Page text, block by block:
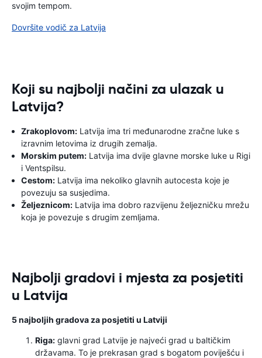
svojim tempom.
Dovršite vodič za Latvija
Koji su najbolji načini za ulazak u
Latvija?
Zrakoplovom: Latvija ima tri međunarodne zračne luke s
izravnim letovima iz drugih zemalja.
Morskim putem: Latvija ima dvije glavne morske luke u Rigi
i Ventspilsu.
Cestom: Latvija ima nekoliko glavnih autocesta koje je
povezuju sa susjedima.
Željeznicom: Latvija ima dobro razvijenu željezničku mrežu
koja je povezuje s drugim zemljama.
Najbolji gradovi i mjesta za posjetiti
u Latvija
5 najboljih gradova za posjetiti u Latviji
Riga: glavni grad Latvije je najveći grad u baltičkim
državama. To je prekrasan grad s bogatom poviješću i